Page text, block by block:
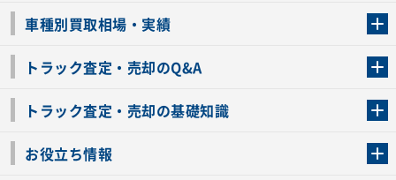
車種別買取相場・実績
トラック査定・売却のQ&A
トラック査定・売却の基礎知識
お役立ち情報